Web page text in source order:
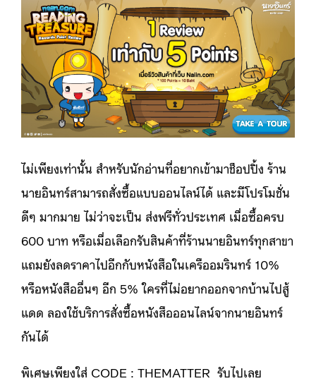
ไม่เพียงเท่านั้น สำหรับนักอ่านที่อยากเข้ามาช็อปปิ้ง ร้าน
นายอินทร์สามารถสั่งซื้อแบบออนไลน์ได้ และมีโปรโมชั่น
ดีๆ มากมาย ไม่ว่าจะเป็น ส่งฟรีทั่วประเทศ เมื่อซื้อครบ
600 บาท หรือเมื่อเลือกรับสินค้าที่ร้านนายอินทร์ทุกสาขา
แถมยังลดราคาไปอีกกับหนังสือในเครืออมรินทร์ 10%
หรือหนังสืออื่นๆ อีก 5% ใครที่ไม่อยากออกจากบ้านไปสู้
แดด ลองใช้บริการสั่งซื้อหนังสือออนไลน์จากนายอินทร์
กันได้
พิเศษเพียงใส่ CODE : THEMATTER รับไปเลย